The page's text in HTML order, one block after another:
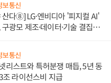
보통신
다⑧] LG·엔비디아 '피지컬 AI'
광모 제조·데이터·기술 결집
보통신
리스트와 특허분쟁 매듭, 5년 동
조 라이선스비 지급